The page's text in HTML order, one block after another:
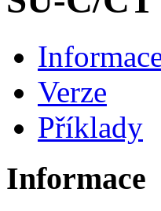
Verze
Příklady
Informace